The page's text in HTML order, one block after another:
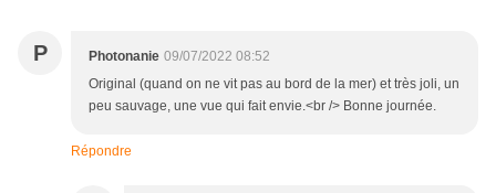
P Photonanie 09/07/2022 08:52
Original (quand on ne vit pas au bord de la mer) et très joli, un
peu sauvage, une vue qui fait envie.<br /> Bonne journée.
Répondre